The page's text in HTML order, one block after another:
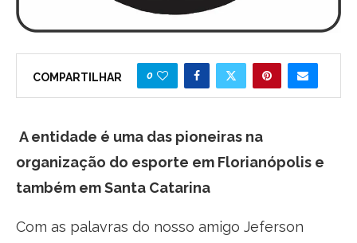
COMPARTILHAR 0
A entidade é uma das pioneiras na
organização do esporte em Florianópolis e
também em Santa Catarina
Com as palavras do nosso amigo Jeferson